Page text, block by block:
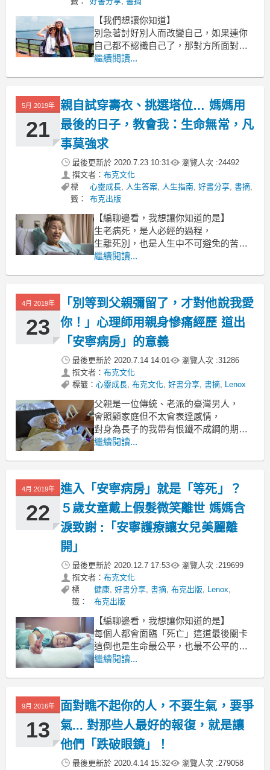
【我們想讓你知道】
別急著討好別人而改變自己，如果連你
自己都不認識自己了，那對方所面對的
你，到底是誰呢？請用自己最舒服的狀
文 / 游祥禾
有一次我在上海參加了一個論壇，台下
有個人問我要怎麼樣才能做到原
繼續閱讀...
5月 2019年
21
親自試穿壽衣、挑選塔位… 媽媽用
最後的日子，教會我：生命無常，凡
事莫強求
最後更新於 2020.7.23 10:31 瀏覽人次 :24492
撰文者： 布克文化
標
籤：
心靈成長, 人生答案, 人生指南,好書分享,書摘,
布克出版
【編聊邊看，我想讓你知道的是】
生老病死，是人必經的過程，
生離死別，也是人生中不可避免的苦
痛。
繼續閱讀...
4月 2019年
23
「別等到父親彌留了，才對他說我愛
你！」心理師用親身慘痛經歷 道出
「安寧病房」的意義
最後更新於 2020.7.14 14:01 瀏覽人次 :31286
撰文者： 布克文化
標籤： 心靈成長, 布克文化, 好書分享, 書摘, Lenox
父親是一位傳統、老派的臺灣男人，
會照顧家庭但不太會表達感情，
對身為長子的我帶有恨鐵不成鋼的期
待，
他晚年倒下後被送到高醫，住進一般病
房。
我在他的生命末期時日夜陪伴在病床
繼續閱讀...
4月 2019年
22
進入「安寧病房」就是「等死」？
５歲女童戴上假髮微笑離世 媽媽含
淚致謝 :「安寧護療讓女兒美麗離
開」
最後更新於 2020.12.7 17:53 瀏覽人次 :219699
撰文者： 布克文化
標
籤：
健康, 好書分享, 書摘, 布克出版, Lenox,
布克出版
【編聊邊看，我想讓你知道的是】
每個人都會面臨「死亡」這道最後關卡
這倒也是生命最公平，也最不公平的地
方
而「安寧病房」就是要陪伴你在最後的
這一哩路
繼續閱讀...
9月 2016年
13
面對瞧不起你的人，不要生氣，要爭
氣... 對那些人最好的報復，就是讓
他們「跌破眼鏡」！
最後更新於 2020.4.14 15:32 瀏覽人次 :279058